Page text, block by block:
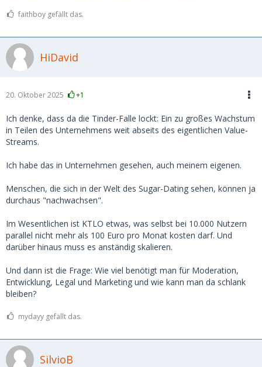
faithboy gefällt das.
HiDavid
20. Oktober 2025 +1
Ich denke, dass da die Tinder-Falle lockt: Ein zu großes Wachstum
in Teilen des Unternehmens weit abseits des eigentlichen Value-
Streams.
Ich habe das in Unternehmen gesehen, auch meinem eigenen.
Menschen, die sich in der Welt des Sugar-Dating sehen, können ja
durchaus "nachwachsen".
Im Wesentlichen ist KTLO etwas, was selbst bei 10.000 Nutzern
parallel nicht mehr als 100 Euro pro Monat kosten darf. Und
darüber hinaus muss es anständig skalieren.
Und dann ist die Frage: Wie viel benötigt man für Moderation,
Entwicklung, Legal und Marketing und wie kann man da schlank
bleiben?
mydayy gefällt das.
SilvioB